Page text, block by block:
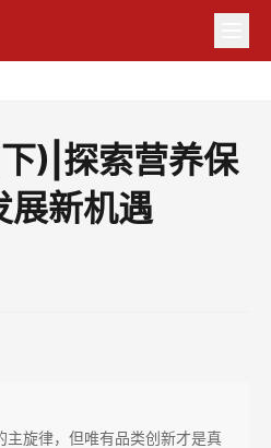
)|探索营养保
展新机遇
主旋律，但唯有品类创新才是真